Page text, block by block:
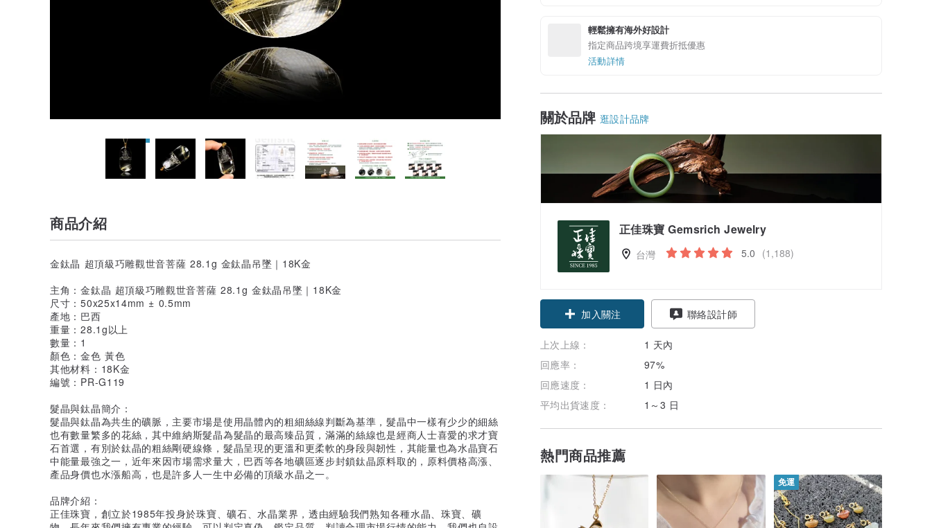
輕鬆擁有海外好設計
指定商品跨境享運費折抵優惠
活動詳情
關於品牌 逛設計品牌
正佳珠寶 Gemsrich Jewelry
台灣 5.0 (1,188)
領優惠券
加入關注
聯絡設計師
上次上線：
1 天內
回應率：
97%
回應速度：
1 日內
平均出貨速度：
1～3 日
熱門商品推薦
免運
商品介紹
金鈦晶 超頂級巧雕觀世音菩薩 28.1g 金鈦晶吊墜｜18K金
主角：金鈦晶 超頂級巧雕觀世音菩薩 28.1g 金鈦晶吊墜｜18K金
尺寸：50x25x14mm ± 0.5mm
產地：巴西
重量：28.1g以上
數量：1
顏色：金色 黃色
其他材料：18K金
編號：PR-G119
髮晶與鈦晶簡介：
髮晶與鈦晶為共生的礦脈，主要市場是使用晶體內的粗細絲線判斷為基準，髮晶中一樣有少少的細絲
也有數量繁多的花絲，其中維納斯髮晶為髮晶的最高臻品質，滿滿的絲線也是經商人士喜愛的求才寶
石首選，有別於鈦晶的粗絲剛硬線條，髮晶呈現的更溫和更柔軟的身段與韌性，其能量也為水晶寶石
中能量最強之一，近年來因市場需求量大，巴西等各地礦區逐步封鎖鈦晶原料取的，原料價格高漲、
產品身價也水漲船高，也是許多人一生中必備的頂級水晶之一。
品牌介紹：
正佳珠寶，創立於1985年投身於珠寶、礦石、水晶業界，透由經驗我們熟知各種水晶、珠寶、礦